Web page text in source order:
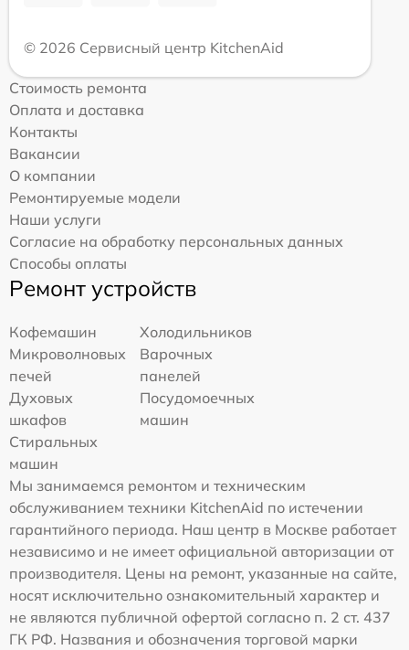
© 2026 Сервисный центр KitchenAid
Стоимость ремонта
Оплата и доставка
Контакты
Вакансии
О компании
Ремонтируемые модели
Наши услуги
Согласие на обработку персональных данных
Способы оплаты
Ремонт устройств
Кофемашин
Холодильников
Микроволновых
печей
Варочных
панелей
Духовых
шкафов
Посудомоечных
машин
Стиральных
машин
Мы занимаемся ремонтом и техническим
обслуживанием техники KitchenAid по истечении
гарантийного периода. Наш центр в Москве работает
независимо и не имеет официальной авторизации от
производителя. Цены на ремонт, указанные на сайте,
носят исключительно ознакомительный характер и
не являются публичной офертой согласно п. 2 ст. 437
ГК РФ. Названия и обозначения торговой марки